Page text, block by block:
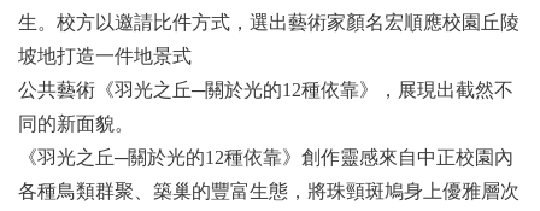
生。校方以邀請比件方式，選出藝術家顏名宏順應校園丘陵
坡地打造一件地景式
公共藝術《羽光之丘─關於光的12種依靠》，展現出截然不
同的新面貌。
《羽光之丘─關於光的12種依靠》創作靈感來自中正校園內
各種鳥類群聚、築巢的豐富生態，將珠頸斑鳩身上優雅層次